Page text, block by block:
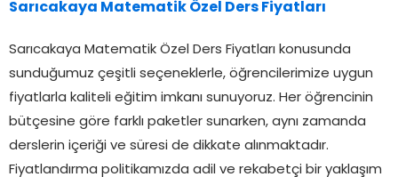
Sarıcakaya Matematik Özel Ders Fiyatları
Sarıcakaya Matematik Özel Ders Fiyatları konusunda
sunduğumuz çeşitli seçeneklerle, öğrencilerimize uygun
fiyatlarla kaliteli eğitim imkanı sunuyoruz. Her öğrencinin
bütçesine göre farklı paketler sunarken, aynı zamanda
derslerin içeriği ve süresi de dikkate alınmaktadır.
Fiyatlandırma politikamızda adil ve rekabetçi bir yaklaşım